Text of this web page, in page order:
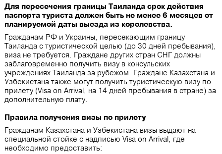
Для пересечения границы Таиланда срок действия
паспорта туриста должен быть не менее 6 месяцев от
планируемой даты выезда из королевства.
Гражданам РФ и Украины, пересекающим границу
Таиланда с туристической целью (до 30 дней пребывания),
виза не требуется. Граждане других стран СНГ должны
заблаговременно получить визу в консульских
учреждениях Таиланда за рубежом. Граждане Казахстана и
Узбекистана также могут получить туристическую визу по
прилету (Visa on Arrival, на 14 дней пребывания в стране) за
дополнительную плату.
Правила получения визы по прилету
Гражданам Казахстана и Узбекистана визы выдают на
специальной стойке с надписью Visa on Arrival, где
необходимо предоставить: